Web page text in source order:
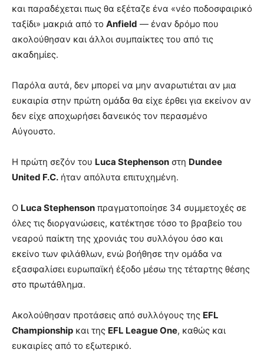
και παραδέχεται πως θα εξέταζε ένα «νέο ποδοσφαιρικό
ταξίδι» μακριά από το Anfield — έναν δρόμο που
ακολούθησαν και άλλοι συμπαίκτες του από τις
ακαδημίες.
Παρόλα αυτά, δεν μπορεί να μην αναρωτιέται αν μια
ευκαιρία στην πρώτη ομάδα θα είχε έρθει για εκείνον αν
δεν είχε αποχωρήσει δανεικός τον περασμένο
Αύγουστο.
Η πρώτη σεζόν του Luca Stephenson στη Dundee
United F.C. ήταν απόλυτα επιτυχημένη.
Ο Luca Stephenson πραγματοποίησε 34 συμμετοχές σε
όλες τις διοργανώσεις, κατέκτησε τόσο το βραβείο του
νεαρού παίκτη της χρονιάς του συλλόγου όσο και
εκείνο των φιλάθλων, ενώ βοήθησε την ομάδα να
εξασφαλίσει ευρωπαϊκή έξοδο μέσω της τέταρτης θέσης
στο πρωτάθλημα.
Ακολούθησαν προτάσεις από συλλόγους της EFL
Championship και της EFL League One, καθώς και
ευκαιρίες από το εξωτερικό.